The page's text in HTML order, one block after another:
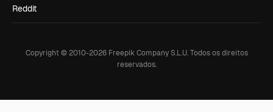
Reddit
Copyright © 2010-2026Freepik Company S.L.U. Todos os direitos
reservados.